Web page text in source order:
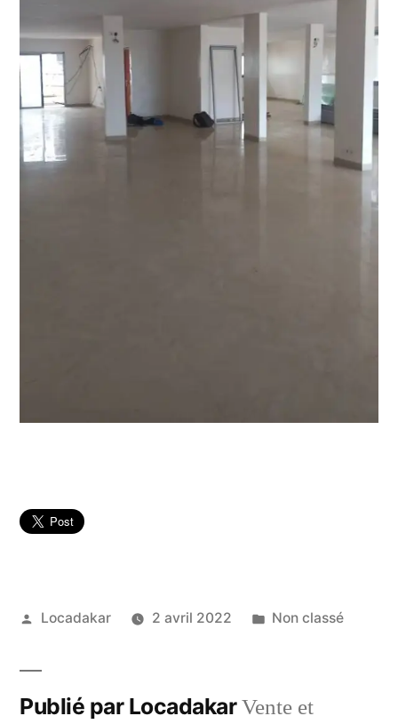
Publié
Locadakar 2 avril 2022
Publié
Non classé
Publié par LocadakarVente et